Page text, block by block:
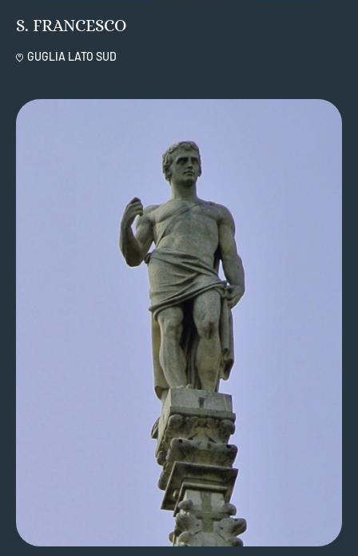
S. FRANCESCO
GUGLIA LATO SUD